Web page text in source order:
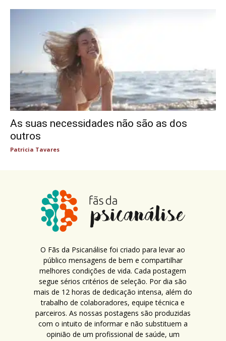
As suas necessidades não são as dos
outros
Patricia Tavares
O Fãs da Psicanálise foi criado para levar ao
público mensagens de bem e compartilhar
melhores condições de vida. Cada postagem
segue sérios critérios de seleção. Por dia são
mais de 12 horas de dedicação intensa, além do
trabalho de colaboradores, equipe técnica e
parceiros. As nossas postagens são produzidas
com o intuito de informar e não substituem a
opinião de um profissional de saúde, um